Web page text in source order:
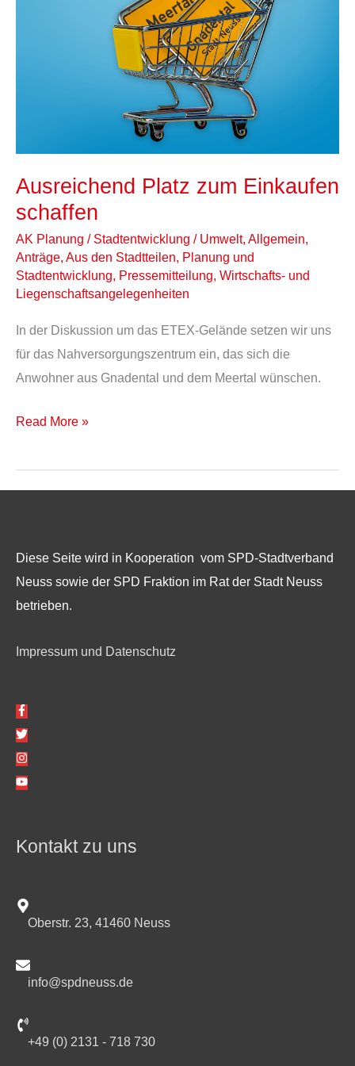
Ausreichend Platz zum Einkaufen
schaffen
AK Planung / Stadtentwicklung / Umwelt, Allgemein,
Anträge, Aus den Stadtteilen, Planung und
Stadtentwicklung, Pressemitteilung, Wirtschafts- und
Liegenschaftsangelegenheiten
In der Diskussion um das ETEX-Gelände setzen wir uns
für das Nahversorgungszentrum ein, das sich die
Anwohner aus Gnadental und dem Meertal wünschen.
Read More »
Diese Seite wird in Kooperation vom SPD-Stadtverband
Neuss sowie der SPD Fraktion im Rat der Stadt Neuss
betrieben.
Impressum und Datenschutz
Kontakt zu uns
Oberstr. 23, 41460 Neuss
info@spdneuss.de
+49 (0) 2131 - 718 730